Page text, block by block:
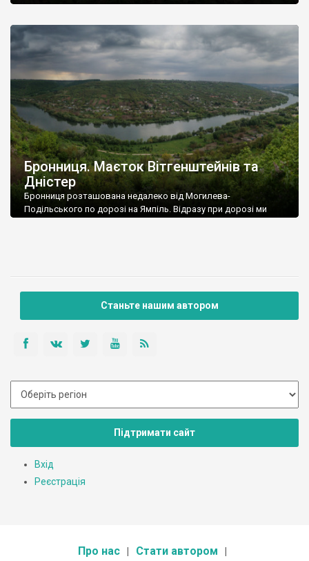
Бронниця. Маєток Вітгенштейнів та
Дністер
Бронниця розташована недалеко від Могилева-
Подільського по дорозі на Ямпіль. Відразу при дорозі ми
Станьте нашим автором
Підтримати сайт
Вхід
Реєстрація
Про нас Стати автором